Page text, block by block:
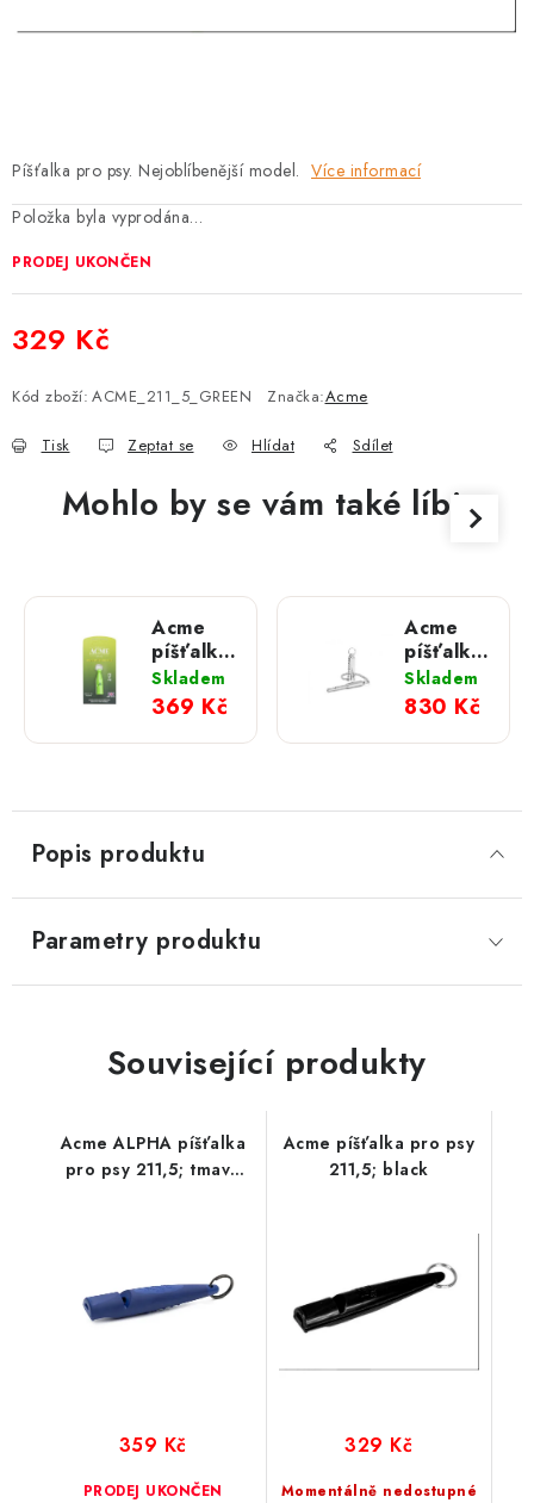
VÝMĚNA, VRÁCENÍ A REKLAMACE
Podmínky ochrany osobních údajů
Zásady použivání souboru cookies
FAQ
Píšťalka pro psy. Nejoblíbenější model. Více informací
Položka byla vyprodána…
PRODEJ UKONČEN
329 Kč
Kód zboží: ACME_211_5_GREEN Značka:Acme
Tisk Zeptat se Hlídat Sdílet
Mohlo by se vám také líbit
Acme
píšťalka
pro psy
212 pro-
trialer;
green
Skladem
369 Kč
Acme
píšťalka
535
Silent
Skladem
830 Kč
Popis produktu
Parametry produktu
Související produkty
Acme ALPHA píšťalka
pro psy 211,5; tmavě
PRODEJ UKONČEN
359 Kč
Acme píšťalka pro psy
211,5; black
Momentálně nedostupné
329 Kč